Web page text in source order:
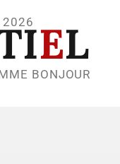
2026 EL
BONJOUR